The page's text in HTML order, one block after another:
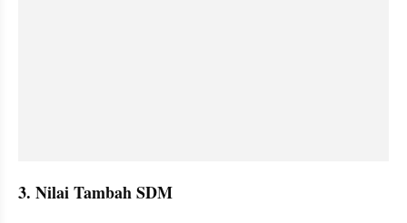
3. Nilai Tambah SDM